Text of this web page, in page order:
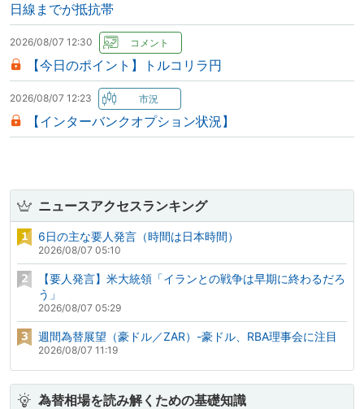
日線までが抵抗帯
2026/08/07 12:30
【今日のポイント】トルコリラ円
2026/08/07 12:23
【インターバンクオプション状況】
ニュースアクセスランキング
6日の主な要人発言（時間は日本時間）
2026/08/07 05:10
【要人発言】米大統領「イランとの戦争は早期に終わるだろ
う」
2026/08/07 05:29
週間為替展望（豪ドル／ZAR）-豪ドル、RBA理事会に注目
2026/08/07 11:19
為替相場を読み解くための基礎知識